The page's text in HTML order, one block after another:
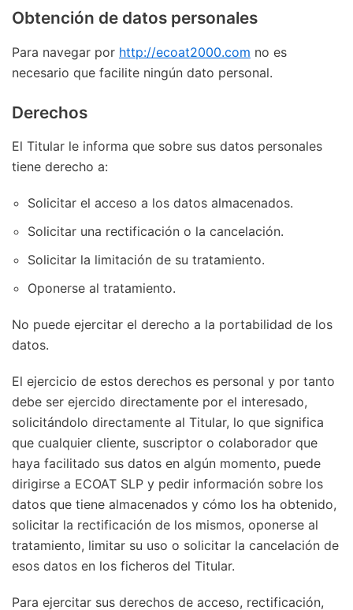
Obtención de datos personales
Para navegar por http://ecoat2000.com no es
necesario que facilite ningún dato personal.
Derechos
El Titular le informa que sobre sus datos personales
tiene derecho a:
Solicitar el acceso a los datos almacenados.
Solicitar una rectificación o la cancelación.
Solicitar la limitación de su tratamiento.
Oponerse al tratamiento.
No puede ejercitar el derecho a la portabilidad de los
datos.
El ejercicio de estos derechos es personal y por tanto
debe ser ejercido directamente por el interesado,
solicitándolo directamente al Titular, lo que significa
que cualquier cliente, suscriptor o colaborador que
haya facilitado sus datos en algún momento, puede
dirigirse a ECOAT SLP y pedir información sobre los
datos que tiene almacenados y cómo los ha obtenido,
solicitar la rectificación de los mismos, oponerse al
tratamiento, limitar su uso o solicitar la cancelación de
esos datos en los ficheros del Titular.
Para ejercitar sus derechos de acceso, rectificación,